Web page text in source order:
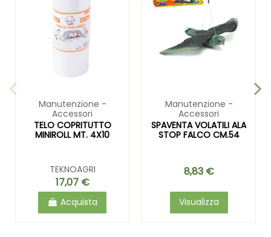
Manutenzione -
Accessori
TELO COPRITUTTO
MINIROLL MT. 4X10
TEKNOAGRI
17,07 €
Acquista
Manutenzione -
Accessori
SPAVENTA VOLATILI ALA
STOP FALCO CM.54
8,83 €
Visualizza